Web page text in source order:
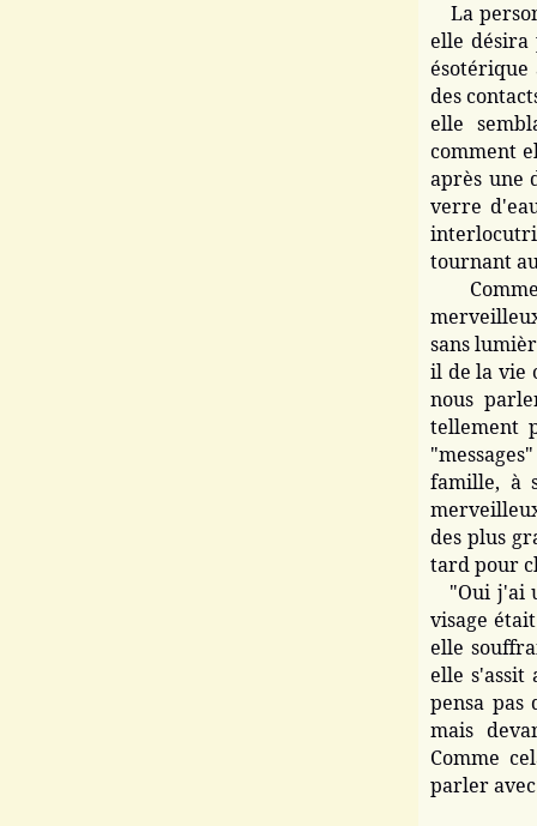
La
elle
ésotérique
des
elle
comment
après une
verre
tournant
sans
il de la vie
nous
tellement
famille, à
des plus
tard pour
"Oui j'ai
visage
elle
elle
pensa pas
mais
Comme
parler